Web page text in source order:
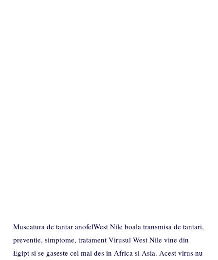
Muscatura de tantar anofelWest Nile boala transmisa de tantari,
preventie, simptome, tratament Virusul West Nile vine din
Egipt si se gaseste cel mai des in Africa si Asia. Acest virus nu